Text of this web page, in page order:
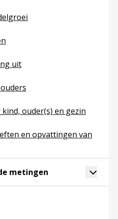
2.3 Normale schedelgroei
2.4 Meetmomenten
uit
2.5 Wie voert meting uit
2.6 Lengtemeting ouders
ouder(s) en gezin
2.7 Gevolgen voor kind,
en opvattingen van
2.8 Wensen, behoeften en
metingen Ga naar pagina
Toggle
3.1 Lengte